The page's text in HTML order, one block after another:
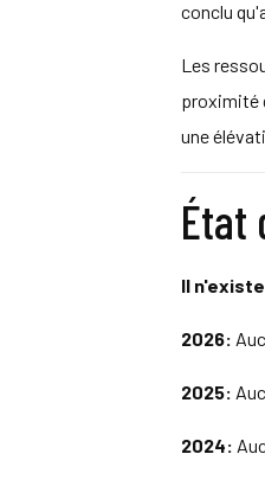
conclu
Les
proximité
une
État
Il
2026:
2025:
2024: